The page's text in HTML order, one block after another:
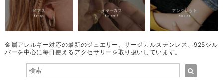
金属アレルギー対応の最新のジュエリー、サージカルステンレス、925シル
バーを中心に毎日使えるアクセサリーを取り扱いしています。